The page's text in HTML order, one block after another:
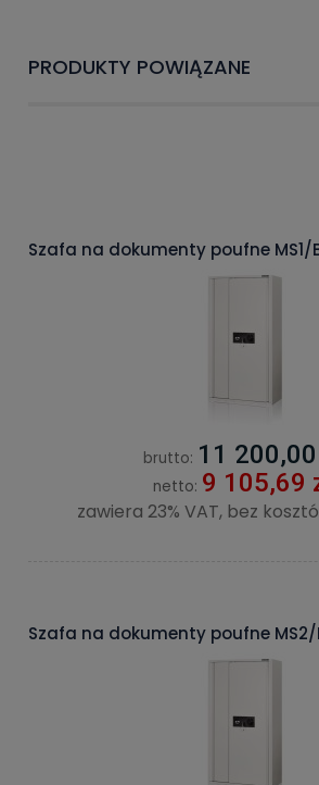
PRODUKTY POWIĄZANE
Szafa na dokumenty poufne MS1/
brutto: 11 200,00
netto: 9 105,69
zawiera 23% VAT, bez
Szafa na dokumenty poufne MS2/